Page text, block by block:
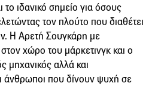
το ιδανικό σημείο για όσους
τον πλούτο που διαθέτει
H Αρετή Σουγκάρη με
χώρο του μάρκετινγκ και ο
μηχανικός αλλά και
άνθρωποι που δίνουν ψυχή σε